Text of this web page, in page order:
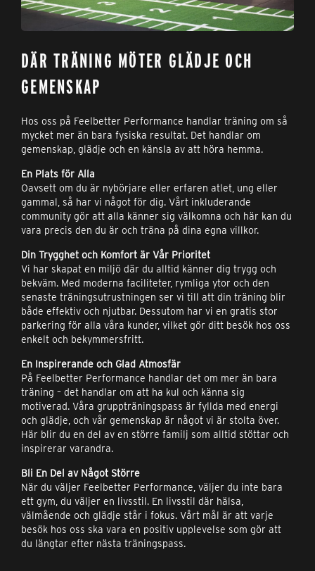
DÄR TRÄNING MÖTER GLÄDJE OCH
GEMENSKAP
Hos oss på Feelbetter Performance handlar träning om så
mycket mer än bara fysiska resultat. Det handlar om
gemenskap, glädje och en känsla av att höra hemma.
En Plats för Alla
Oavsett om du är nybörjare eller erfaren atlet, ung eller
gammal, så har vi något för dig. Vårt inkluderande
community gör att alla känner sig välkomna och här kan du
vara precis den du är och träna på dina egna villkor.
Din Trygghet och Komfort är Vår Prioritet
Vi har skapat en miljö där du alltid känner dig trygg och
bekväm. Med moderna faciliteter, rymliga ytor och den
senaste träningsutrustningen ser vi till att din träning blir
både effektiv och njutbar. Dessutom har vi en gratis stor
parkering för alla våra kunder, vilket gör ditt besök hos oss
enkelt och bekymmersfritt.
En Inspirerande och Glad Atmosfär
På Feelbetter Performance handlar det om mer än bara
träning – det handlar om att ha kul och känna sig
motiverad. Våra gruppträningspass är fyllda med energi
och glädje, och vår gemenskap är något vi är stolta över.
Här blir du en del av en större familj som alltid stöttar och
inspirerar varandra.
Bli En Del av Något Större
När du väljer Feelbetter Performance, väljer du inte bara
ett gym, du väljer en livsstil. En livsstil där hälsa,
välmående och glädje står i fokus. Vårt mål är att varje
besök hos oss ska vara en positiv upplevelse som gör att
du längtar efter nästa träningspass.